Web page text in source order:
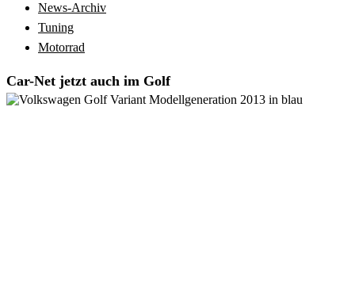
News-Archiv
Tuning
Motorrad
Car-Net jetzt auch im Golf